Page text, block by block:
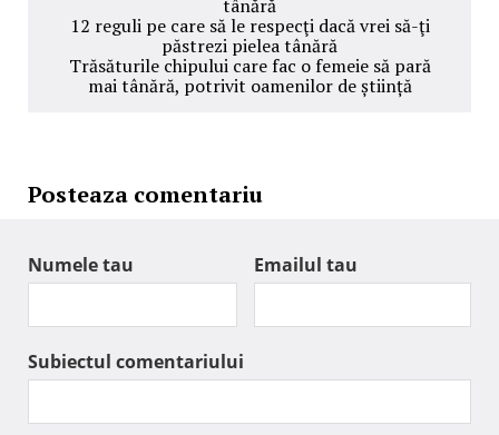
tânără
12 reguli pe care să le respecţi dacă vrei să-ţi
păstrezi pielea tânără
Trăsăturile chipului care fac o femeie să pară
mai tânără, potrivit oamenilor de știință
Posteaza comentariu
Numele tau Emailul tau
Subiectul comentariului